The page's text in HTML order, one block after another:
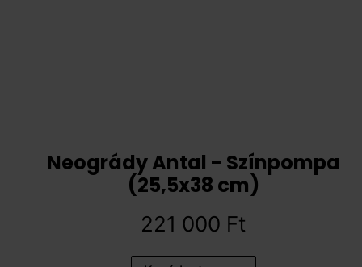
Neogrády Antal - Színpompa
(25,5x38 cm)
221 000 Ft